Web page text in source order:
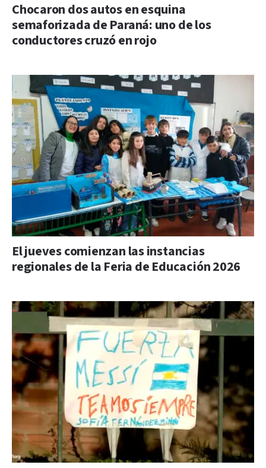
Chocaron dos autos en esquina
semaforizada de Paraná: uno de los
conductores cruzó en rojo
El jueves comienzan las instancias
regionales de la Feria de Educación 2026